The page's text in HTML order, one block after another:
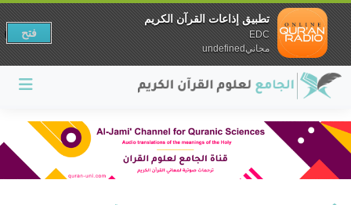
تطبيق إذاعات القرآن الكريم
EDC
مجانيundefined
فتح